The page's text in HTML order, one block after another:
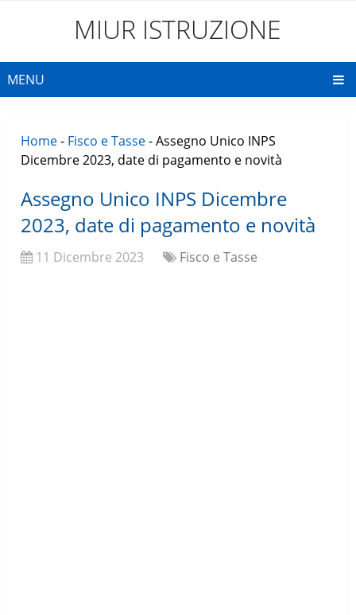
MIUR ISTRUZIONE
MENU
Home- Fisco e Tasse-Assegno Unico INPS
Dicembre 2023, date di pagamento e novità
Assegno Unico INPS Dicembre
2023, date di pagamento e novità
11 Dicembre 2023 Fisco e Tasse